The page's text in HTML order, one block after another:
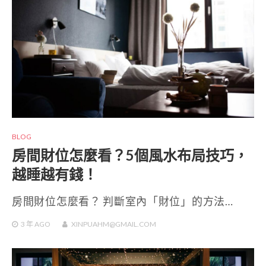
BLOG
房間財位怎麼看？5個風水布局技巧，
越睡越有錢！
房間財位怎麼看？ 判斷室內「財位」的方法…
3 年AGO XINPUAHM@GMAIL.COM